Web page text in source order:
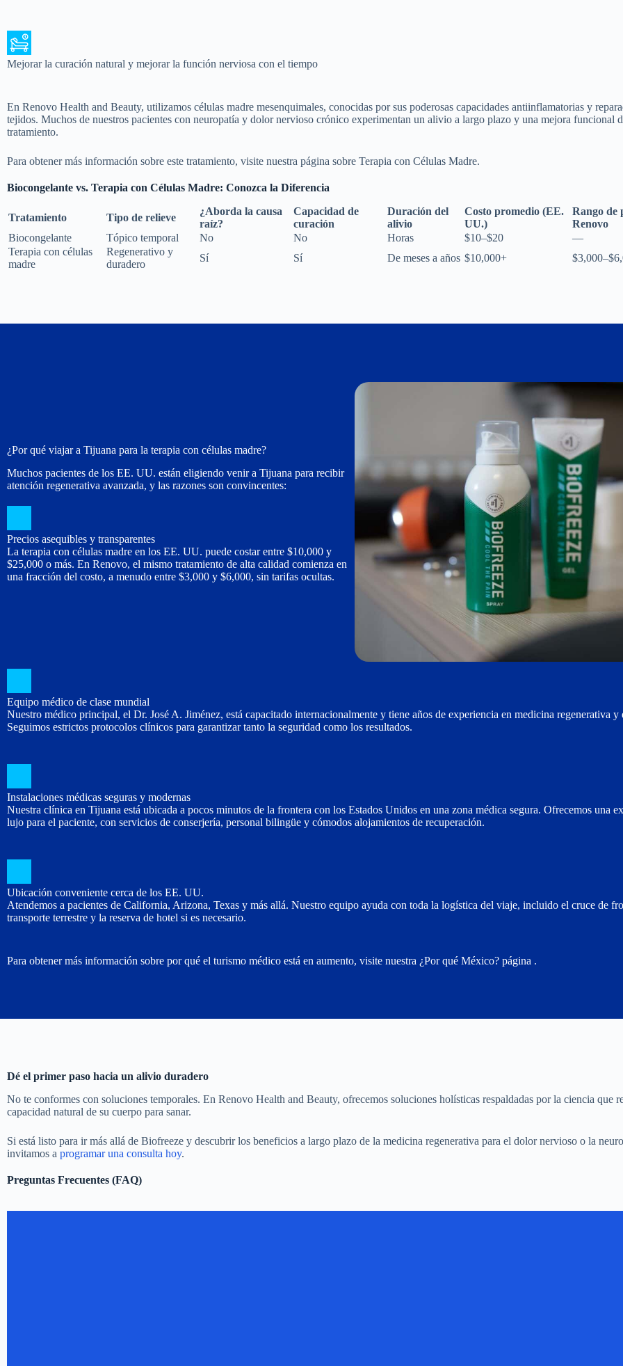
Mejorar la curación natural y mejorar la función nerviosa con el tiempo
En Renovo Health and Beauty, utilizamos células madre mesenquimales, conocidas por sus poderosas capacidades antiinflamatorias y
tejidos. Muchos de nuestros pacientes con neuropatía y dolor nervioso crónico experimentan un alivio a largo plazo y una mejora funcional
tratamiento.
Para obtener más información sobre este tratamiento, visite nuestra página sobre Terapia con Células Madre.
Biocongelante vs. Terapia con Células Madre: Conozca la Diferencia
Tratamiento Tipo de relieve
¿Aborda la causa
raíz?
Capacidad de
curación
Duración del
alivio
Costo promedio (EE.
UU.)
Rango de
Renovo
Biocongelante
Tópico temporal No No Horas $10–$20
—
Terapia con células
madre
Regenerativo y
duradero
Sí Sí De meses a años $10,000+
¿Por qué viajar a Tijuana para la terapia con células madre?
Muchos pacientes de los EE. UU. están eligiendo venir a Tijuana para recibir
atención regenerativa avanzada, y las razones son convincentes:
Precios asequibles y transparentes
La terapia con células madre en los EE. UU. puede costar entre $10,000 y
$25,000 o más. En Renovo, el mismo tratamiento de alta calidad comienza en
una fracción del costo, a menudo entre $3,000 y $6,000, sin tarifas ocultas.
Equipo médico de clase mundial
Nuestro médico principal, el Dr. José A. Jiménez, está capacitado internacionalmente y tiene años de experiencia en medicina regenerativa y
Seguimos estrictos protocolos clínicos para garantizar tanto la seguridad como los resultados.
Instalaciones médicas seguras y modernas
Nuestra clínica en Tijuana está ubicada a pocos minutos de la frontera con los Estados Unidos en una zona médica segura. Ofrecemos una
lujo para el paciente, con servicios de conserjería, personal bilingüe y cómodos alojamientos de recuperación.
Ubicación conveniente cerca de los EE. UU.
Atendemos a pacientes de California, Arizona, Texas y más allá. Nuestro equipo ayuda con toda la logística del viaje, incluido el cruce de
transporte terrestre y la reserva de hotel si es necesario.
Para obtener más información sobre por qué el turismo médico está en aumento, visite nuestra ¿Por qué México? página .
Dé el primer paso hacia un alivio duradero
No te conformes con soluciones temporales. En Renovo Health and Beauty, ofrecemos soluciones holísticas respaldadas por la ciencia que
capacidad natural de su cuerpo para sanar.
Si está listo para ir más allá de Biofreeze y descubrir los beneficios a largo plazo de la medicina regenerativa para el dolor nervioso o la
invitamos a programar una consulta hoy.
Preguntas Frecuentes (FAQ)